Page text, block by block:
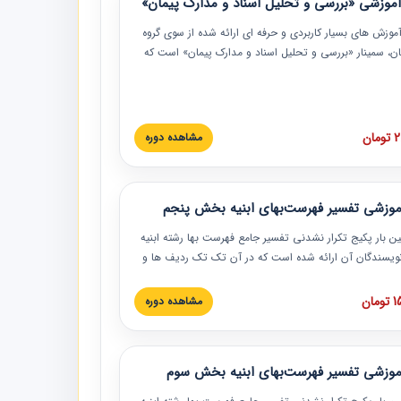
های بسیار کاربردی و حرفه‏ ای ارائه شده از سوی گروه
سمینار «بررسی و تحلیل اسناد و مدارک پیمان» است که
این خصوص ارائه شده است.
مشاهده دوره
تفسیر فهرست‌بهای ابنیه بخش پنجم
بار پکیج تکرار نشدنی تفسیر جامع فهرست بها رشته ابنیه
نویسندگان آن ارائه شده است که در آن تک تک ردیف ها و
و به همراه تصاویر عملیات اجرایی مرتبط با ردیف های
بها ارائه شده است. این دوره با کلام مهندس
مدیر پروژه مهندسی مشاور در امر بازنگری فهرست
حال فعالیت هستند حتما توصیه می کنیم از مطالب این
نمایند.
مشاهده دوره
تفسیر فهرست‌بهای ابنیه بخش سوم